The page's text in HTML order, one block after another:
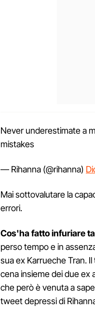
Never underestimate a
mistakes
— Rihanna (@rihanna)
Mai sottovalutare la
errori.
Cos'ha fatto infuriare
perso tempo e in
sua ex Karrueche Tran.
cena insieme dei due ex
che però è venuta a
tweet depressi di